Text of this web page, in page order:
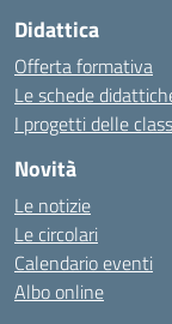
Didattica
Offerta formativa
Le schede
I progetti delle
Novità
Le notizie
Le circolari
Calendario eventi
Albo online